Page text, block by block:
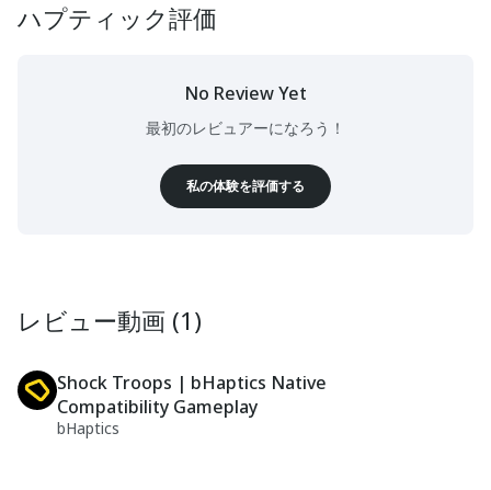
ハプティック評価
No Review Yet
最初のレビュアーになろう！
私の体験を評価する
レビュー動画 (1)
Shock Troops | bHaptics Native
Compatibility Gameplay
bHaptics